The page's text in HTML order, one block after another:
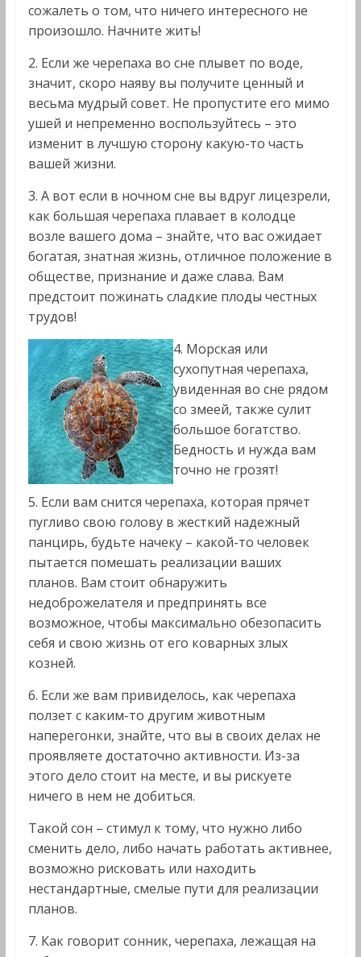
сожалеть о том, что ничего интересного не
произошло. Начните жить!
2. Если же черепаха во сне плывет по воде,
значит, скоро наяву вы получите ценный и
весьма мудрый совет. Не пропустите его мимо
ушей и непременно воспользуйтесь – это
изменит в лучшую сторону какую-то часть
вашей жизни.
3. А вот если в ночном сне вы вдруг лицезрели,
как большая черепаха плавает в колодце
возле вашего дома – знайте, что вас ожидает
богатая, знатная жизнь, отличное положение в
обществе, признание и даже слава. Вам
предстоит пожинать сладкие плоды честных
трудов!
4. Морская или
сухопутная черепаха,
увиденная во сне рядом
со змеей, также сулит
большое богатство.
Бедность и нужда вам
точно не грозят!
5. Если вам снится черепаха, которая прячет
пугливо свою голову в жесткий надежный
панцирь, будьте начеку – какой-то человек
пытается помешать реализации ваших
планов. Вам стоит обнаружить
недоброжелателя и предпринять все
возможное, чтобы максимально обезопасить
себя и свою жизнь от его коварных злых
козней.
6. Если же вам привиделось, как черепаха
ползет с каким-то другим животным
наперегонки, знайте, что вы в своих делах не
проявляете достаточно активности. Из-за
этого дело стоит на месте, и вы рискуете
ничего в нем не добиться.
Такой сон – стимул к тому, что нужно либо
сменить дело, либо начать работать активнее,
возможно рисковать или находить
нестандартные, смелые пути для реализации
планов.
7. Как говорит сонник, черепаха, лежащая на